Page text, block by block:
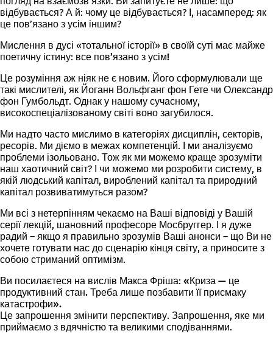
відбувається? А й: чому це відбувається? І, насамперед: як
це пов’язано з усім іншим?
Мислення в дусі «тотальної історії» в своїй суті має майже
поетичну істину: все пов’язано з усім!
Це розуміння аж ніяк не є новим. Його сформулювали ще
такі мислителі, як Йоганн Вольфганг фон Гете чи Олександр
фон Гумбольдт. Однак у нашому сучасному,
високоспеціалізованому світі воно загубилося.
Ми надто часто мислимо в категоріях дисциплін, секторів,
ресорів. Ми діємо в межах компетенцій. І ми аналізуємо
проблеми ізольовано. Тож як ми можемо краще зрозуміти
наш хаотичний світ? І чи можемо ми розробити систему, в
якій людський капітал, вироблений капітал та природний
капітал розвиватимуться разом?
Ми всі з нетерпінням чекаємо на Ваші відповіді у Вашій
серії лекцій, шановний професоре Мосбруггер. І я дуже
радий – якщо я правильно зрозумів Ваші анонси – що Ви не
хочете готувати нас до сценарію кінця світу, а приносите з
собою стриманий оптимізм.
Ви посилаєтеся на вислів Макса Фріша: «Криза — це
продуктивний стан. Треба лише позбавити її присмаку
катастрофи».
Це запрошення змінити перспективу. Запрошення, яке ми
приймаємо з вдячністю та великими сподіваннями.